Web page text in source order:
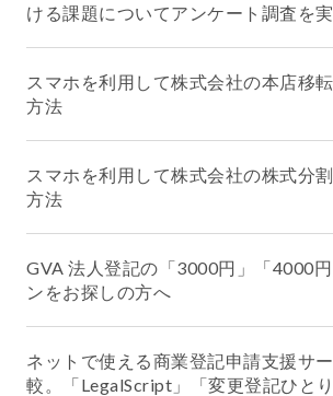
ける課題についてアンケート調査を
スマホを利用して株式会社の本店移
方法
スマホを利用して株式会社の株式分
方法
GVA 法人登記の「3000円」「4000
ンをお探しの方へ
ネットで使える商業登記申請支援サ
較。「LegalScript」「変更登記ひと